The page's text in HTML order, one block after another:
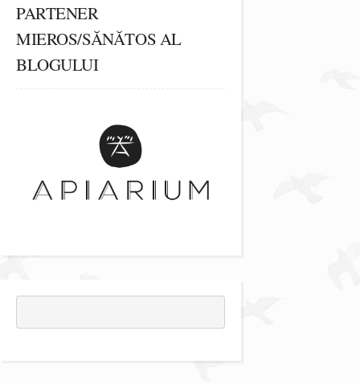
PARTENER
MIEROS/SĂNĂTOS AL
BLOGULUI